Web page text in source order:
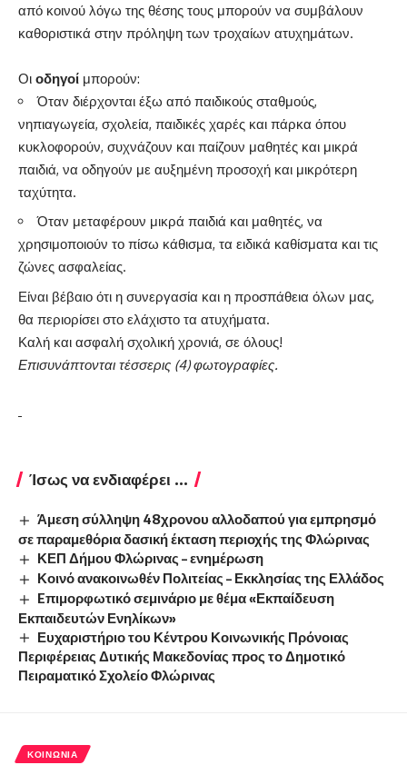
από κοινού λόγω της θέσης τους μπορούν να συμβάλουν
καθοριστικά στην πρόληψη των τροχαίων ατυχημάτων.
Οι οδηγοί μπορούν:
Όταν διέρχονται έξω από παιδικούς σταθμούς,
νηπιαγωγεία, σχολεία, παιδικές χαρές και πάρκα όπου
κυκλοφορούν, συχνάζουν και παίζουν μαθητές και μικρά
παιδιά, να οδηγούν με αυξημένη προσοχή και μικρότερη
ταχύτητα.
Όταν μεταφέρουν μικρά παιδιά και μαθητές, να
χρησιμοποιούν το πίσω κάθισμα, τα ειδικά καθίσματα και τις
ζώνες ασφαλείας.
Είναι βέβαιο ότι η συνεργασία και η προσπάθεια όλων μας,
θα περιορίσει στο ελάχιστο τα ατυχήματα.
Καλή και ασφαλή σχολική χρονιά, σε όλους!
Επισυνάπτονται τέσσερις (4) φωτογραφίες.
Ίσως να ενδιαφέρει ...
Άμεση σύλληψη 48χρονου αλλοδαπού για εμπρησμό
σε παραμεθόρια δασική έκταση περιοχής της Φλώρινας
ΚΕΠ Δήμου Φλώρινας – ενημέρωση
Κοινό ανακοινωθέν Πολιτείας – Εκκλησίας της Ελλάδος
Eπιμορφωτικό σεμινάριο με θέμα «Εκπαίδευση
Εκπαιδευτών Ενηλίκων»
Ευχαριστήριο του Κέντρου Κοινωνικής Πρόνοιας
Περιφέρειας Δυτικής Μακεδονίας προς το Δημοτικό
Πειραματικό Σχολείο Φλώρινας
ΚΟΙΝΩΝΊΑ